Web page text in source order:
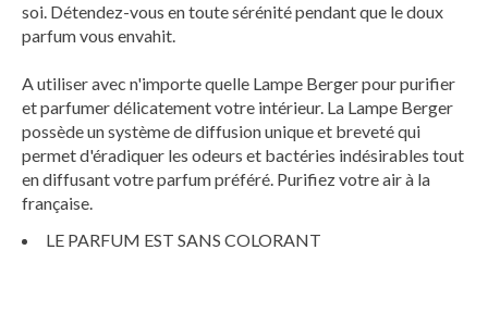
soi. Détendez-vous en toute sérénité pendant que le doux
parfum vous envahit.
A utiliser avec n'importe quelle Lampe Berger pour purifier
et parfumer délicatement votre intérieur. La Lampe Berger
possède un système de diffusion unique et breveté qui
permet d'éradiquer les odeurs et bactéries indésirables tout
en diffusant votre parfum préféré. Purifiez votre air à la
française.
LE PARFUM EST SANS COLORANT